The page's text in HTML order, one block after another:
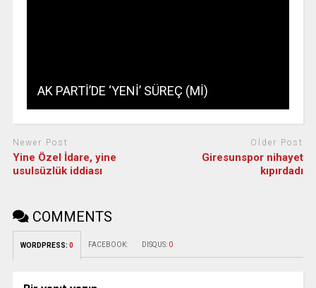
AK PARTİ’DE ‘YENİ’ SÜREÇ (Mİ)
Newer Post
Yine Özel İdare, yine
usulsüzlük iddiası
Older Post
Giresunspor nihayet
kıpırdadı
COMMENTS
WORDPRESS: 0 FACEBOOK: DISQUS: 0